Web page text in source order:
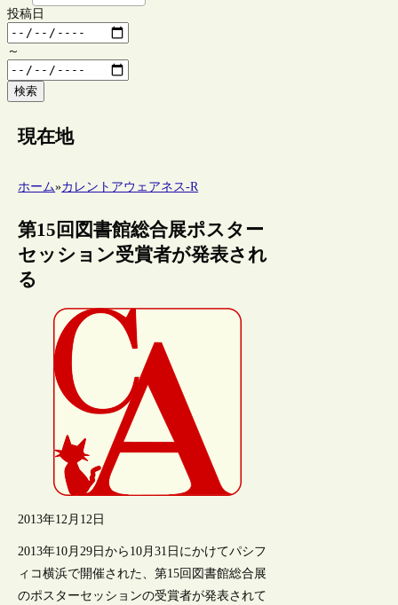
投稿日
～
検索
現在地
ホーム»カレントアウェアネス-R
第15回図書館総合展ポスター
セッション受賞者が発表され
る
2013年12月12日
2013年10月29日から10月31日にかけてパシフ
ィコ横浜で開催された、第15回図書館総合展
のポスターセッションの受賞者が発表されて